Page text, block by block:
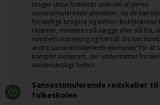
bruger disse boblerør som del af deres
sansestimulerende aktiviteter, da de kan
forskellige brugere og behov. Boblerørene
i hjørner, monteres på vægge eller stå frit,
rummets indretning og formål. De kan
andre sansestimulerende elementer for at
komplet sanserum, der understøtter
sansemæssige behov.
Sansestimulerende redskaber til
folkeskolen